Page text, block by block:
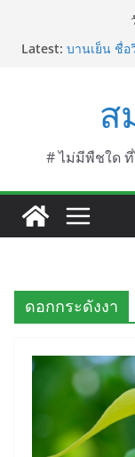
Latest: บานเย็น ชื่อ
บานไม่รู้โร
pulchella
บานไม่รู้โร
ส
# ไม่มีพืชใด
ดอกกระดังงา